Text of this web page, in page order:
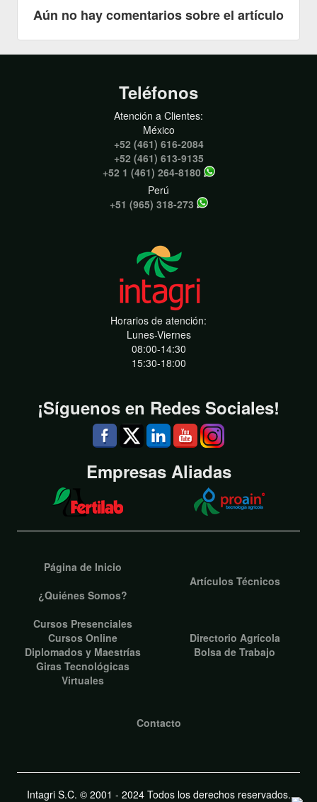
Aún no hay comentarios sobre el artículo
Teléfonos
Atención a Clientes:
México
+52 (461) 616-2084
+52 (461) 613-9135
+52 1 (461) 264-8180
Perú
+51 (965) 318-273
Horarios de atención:
Lunes-Viernes
08:00-14:30
15:30-18:00
¡Síguenos en Redes Sociales!
Empresas Aliadas
Página de Inicio
¿Quiénes Somos?
Artículos Técnicos
Cursos Presenciales
Cursos Online
Diplomados y Maestrías
Giras Tecnológicas
Virtuales
Directorio Agrícola
Bolsa de Trabajo
Contacto
Intagri S.C. © 2001 - 2024 Todos los derechos reservados.